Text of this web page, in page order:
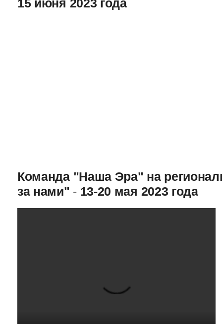
15 июня 2023 года
Команда "Наша Эра" на
за нами" - 13-20 мая 2023 года